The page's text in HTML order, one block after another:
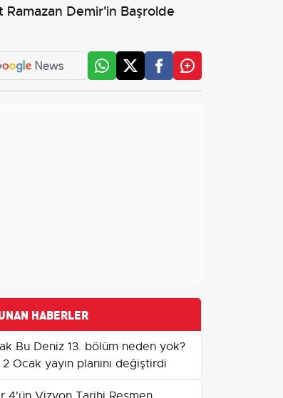
Ramazan Demir'in Başrolde
HABERLER
Bu Deniz 13. bölüm neden yok?
2 Ocak yayın planını değiştirdi